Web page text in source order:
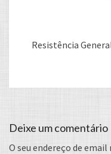
Resistência
Deixe um comentário
O seu endereço de